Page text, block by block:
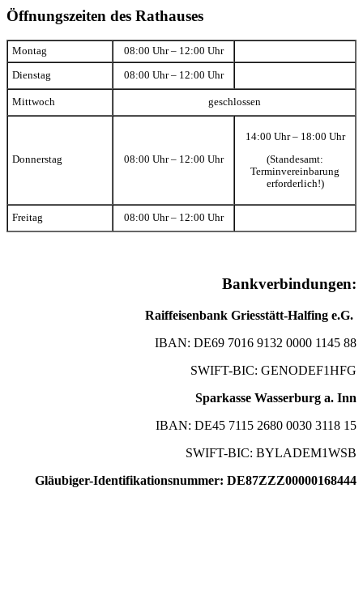
Öffnungszeiten des Rathauses
Montag 08:00 Uhr – 12:00 Uhr
Dienstag 08:00 Uhr – 12:00 Uhr
Mittwoch geschlossen
Donnerstag 08:00 Uhr – 12:00 Uhr
14:00 Uhr – 18:00 Uhr
(Standesamt:
Terminvereinbarung
erforderlich!)
Freitag 08:00 Uhr – 12:00 Uhr
Bankverbindungen:
Raiffeisenbank Griesstätt-Halfing e.G.
IBAN: DE69 7016 9132 0000 1145 88
SWIFT-BIC: GENODEF1HFG
Sparkasse Wasserburg a. Inn
IBAN: DE45 7115 2680 0030 3118 15
SWIFT-BIC: BYLADEM1WSB
Gläubiger-Identifikationsnummer: DE87ZZZ00000168444